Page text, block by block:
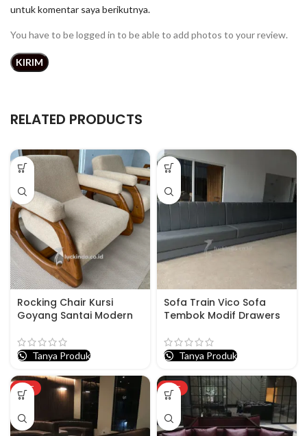
untuk komentar saya berikutnya.
You have to be logged in to be able to add photos to your review.
RELATED PRODUCTS
Rocking Chair Kursi
Goyang Santai Modern
Tanya Produk
Sofa Train Vico Sofa
Tembok Modif Drawers
Tanya Produk
HOT HOT